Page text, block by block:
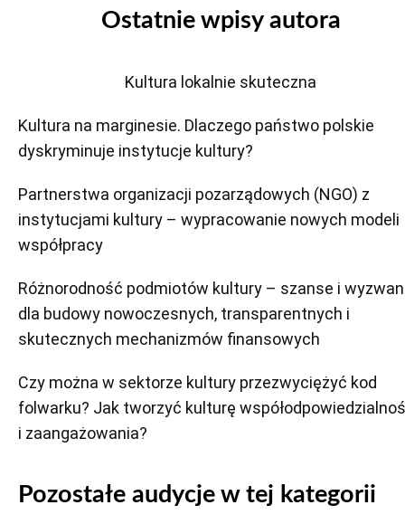
Ostatnie wpisy autora
Kultura lokalnie skuteczna
Kultura na marginesie. Dlaczego państwo polskie
dyskryminuje instytucje kultury?
Partnerstwa organizacji pozarządowych (NGO) z
instytucjami kultury – wypracowanie nowych modeli
współpracy
Różnorodność podmiotów kultury – szanse i
dla budowy nowoczesnych, transparentnych i
skutecznych mechanizmów finansowych
Czy można w sektorze kultury przezwyciężyć kod
folwarku? Jak tworzyć kulturę
i zaangażowania?
Pozostałe audycje w tej kategorii